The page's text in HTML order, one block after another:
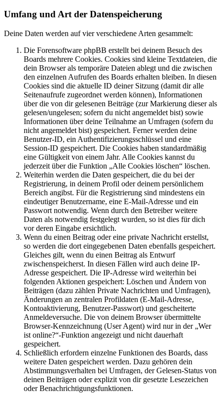
Umfang und Art der Datenspeicherung
Deine Daten werden auf vier verschiedene Arten gesammelt:
Die Forensoftware phpBB erstellt bei deinem Besuch des
Boards mehrere Cookies. Cookies sind kleine Textdateien, die
dein Browser als temporäre Dateien ablegt und die zwischen
den einzelnen Aufrufen des Boards erhalten bleiben. In diesen
Cookies sind die aktuelle ID deiner Sitzung (damit dir alle
Seitenaufrufe zugeordnet werden können), Informationen
über die von dir gelesenen Beiträge (zur Markierung dieser als
gelesen/ungelesen; sofern du nicht angemeldet bist) sowie
Informationen über deine Teilnahme an Umfragen (sofern du
nicht angemeldet bist) gespeichert. Ferner werden deine
Benutzer-ID, ein Authentifizierungsschlüssel und eine
Session-ID gespeichert. Die Cookies haben standardmäßig
eine Gültigkeit von einem Jahr. Alle Cookies kannst du
jederzeit über die Funktion „Alle Cookies löschen“ löschen.
Weiterhin werden die Daten gespeichert, die du bei der
Registrierung, in deinem Profil oder deinem persönlichem
Bereich angibst. Für die Registrierung sind mindestens ein
eindeutiger Benutzername, eine E-Mail-Adresse und ein
Passwort notwendig. Wenn durch den Betreiber weitere
Daten als notwendig festgelegt wurden, so ist dies für dich
vor deren Eingabe ersichtlich.
Wenn du einen Beitrag oder eine private Nachricht erstellst,
so werden die dort eingegebenen Daten ebenfalls gespeichert.
Gleiches gilt, wenn du einen Beitrag als Entwurf
zwischenspeicherst. In diesen Fällen wird auch deine IP-
Adresse gespeichert. Die IP-Adresse wird weiterhin bei
folgenden Aktionen gespeichert: Löschen und Ändern von
Beiträgen (dazu zählen Private Nachrichten und Umfragen),
Änderungen an zentralen Profildaten (E-Mail-Adresse,
Kontoaktivierung, Benutzer-Passwort) und gescheiterte
Anmeldeversuche. Die von deinem Browser übermittelte
Browser-Kennzeichnung (User Agent) wird nur in der „Wer
ist online?“-Funktion angezeigt und nicht dauerhaft
gespeichert.
Schließlich erfordern einzelne Funktionen des Boards, dass
weitere Daten gespeichert werden. Dazu gehören dein
Abstimmungsverhalten bei Umfragen, der Gelesen-Status von
deinen Beiträgen oder explizit von dir gesetzte Lesezeichen
oder Benachrichtigungsfunktionen.